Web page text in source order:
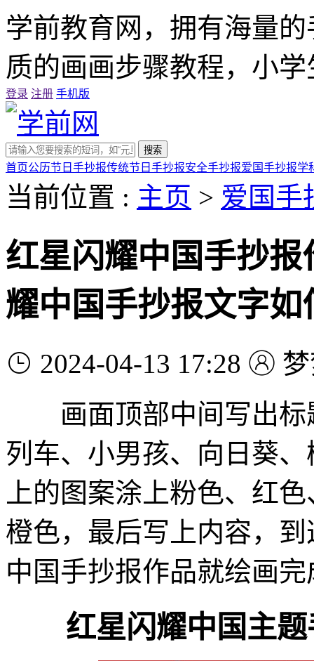
学前教育网，拥有海量
质的画画步骤教程，小
登录 注册 手机版
搜索
首页公历节日手抄报传统节日手抄报安全手抄报爱国手抄报学
当前位置 : 主页 > 爱国手
红星闪耀中国手抄
耀中国手抄报文字如
2024-04-13 17:28
画面顶部中间写出标
列车、小男孩、向日葵
上的图案涂上粉色、红
橙色，最后写上内容，
中国手抄报作品就绘画
红星闪耀中国主题